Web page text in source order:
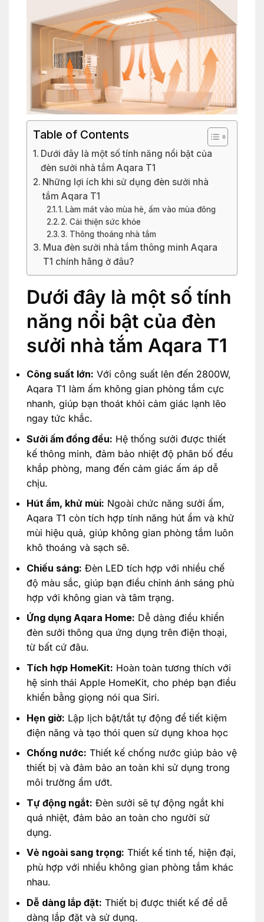
Table of Contents
Dưới đây là một số tính năng nổi bật của
đèn sưởi nhà tắm Aqara T1
Những lợi ích khi sử dụng đèn sưởi nhà
tắm Aqara T1
1. Làm mát vào mùa hè, ấm vào mùa đông
2. Cải thiện sức khỏe
3. Thông thoáng nhà tắm
Mua đèn sưởi nhà tắm thông minh Aqara
T1 chính hãng ở đâu?
Dưới đây là một số tính
năng nổi bật của đèn
sưởi nhà tắm Aqara T1
Công suất lớn: Với công suất lên đến 2800W,
Aqara T1 làm ấm không gian phòng tắm cực
nhanh, giúp bạn thoát khỏi cảm giác lạnh lẽo
ngay tức khắc.
Sưởi ấm đồng đều: Hệ thống sưởi được thiết
kế thông minh, đảm bảo nhiệt độ phân bố đều
khắp phòng, mang đến cảm giác ấm áp dễ
chịu.
Hút ẩm, khử mùi: Ngoài chức năng sưởi ấm,
Aqara T1 còn tích hợp tính năng hút ẩm và khử
mùi hiệu quả, giúp không gian phòng tắm luôn
khô thoáng và sạch sẽ.
Chiếu sáng: Đèn LED tích hợp với nhiều chế
độ màu sắc, giúp bạn điều chỉnh ánh sáng phù
hợp với không gian và tâm trạng.
Ứng dụng Aqara Home: Dễ dàng điều khiển
đèn sưởi thông qua ứng dụng trên điện thoại,
từ bất cứ đâu.
Tích hợp HomeKit: Hoàn toàn tương thích với
hệ sinh thái Apple HomeKit, cho phép bạn điều
khiển bằng giọng nói qua Siri.
Hẹn giờ: Lập lịch bật/tắt tự động để tiết kiệm
điện năng và tạo thói quen sử dụng khoa học
Chống nước: Thiết kế chống nước giúp bảo vệ
thiết bị và đảm bảo an toàn khi sử dụng trong
môi trường ẩm ướt.
Tự động ngắt: Đèn sưởi sẽ tự động ngắt khi
quá nhiệt, đảm bảo an toàn cho người sử
dụng.
Vẻ ngoài sang trọng: Thiết kế tinh tế, hiện đại,
phù hợp với nhiều không gian phòng tắm khác
nhau.
Dễ dàng lắp đặt: Thiết bị được thiết kế để dễ
dàng lắp đặt và sử dụng.